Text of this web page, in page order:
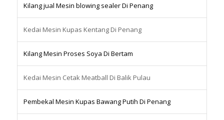
Kilang jual Mesin blowing sealer Di Penang
Kedai Mesin Kupas Kentang Di Penang
Kilang Mesin Proses Soya Di Bertam
Kedai Mesin Cetak Meatball Di Balik Pulau
Pembekal Mesin Kupas Bawang Putih Di Penang